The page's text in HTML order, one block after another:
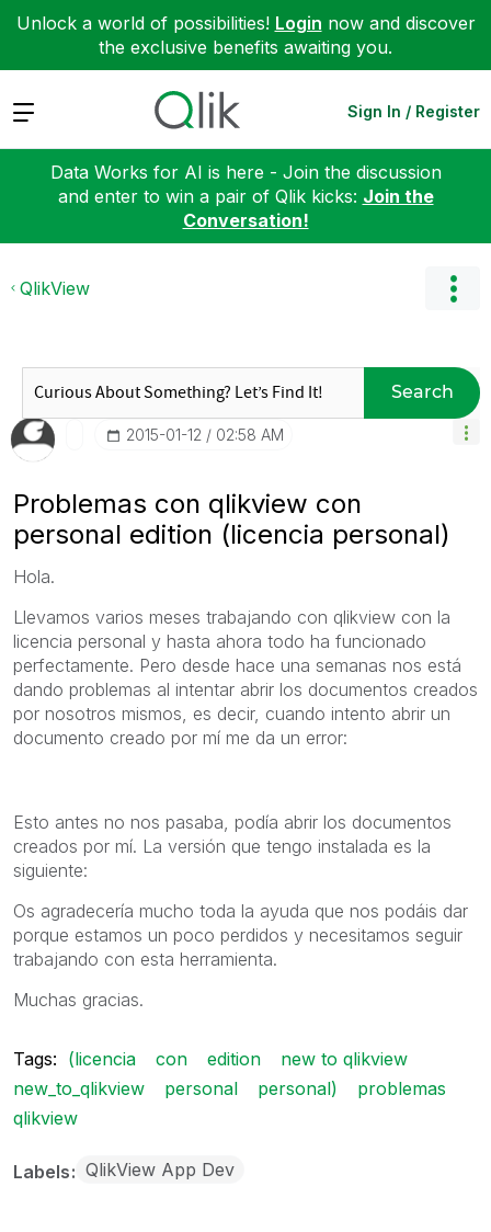
Unlock a world of possibilities! Login now and discover
the exclusive benefits awaiting you.
Expand Sign In / Register
Data Works for AI is here - Join the discussion
and enter to win a pair of Qlik kicks: Join the
Conversation!
QlikView
Search
‎2015-01-12 02:58 AM
Problemas con qlikview con
personal edition (licencia personal)
Hola.
Llevamos varios meses trabajando con qlikview con la
licencia personal y hasta ahora todo ha funcionado
perfectamente. Pero desde hace una semanas nos está
dando problemas al intentar abrir los documentos creados
por nosotros mismos, es decir, cuando intento abrir un
documento creado por mí me da un error:
Esto antes no nos pasaba, podía abrir los documentos
creados por mí. La versión que tengo instalada es la
siguiente:
Os agradecería mucho toda la ayuda que nos podáis dar
porque estamos un poco perdidos y necesitamos seguir
trabajando con esta herramienta.
Muchas gracias.
Tags: (licencia con edition
new to qlikview
new_to_qlikview
personal personal)
problemas
qlikview
Labels QlikView App Dev